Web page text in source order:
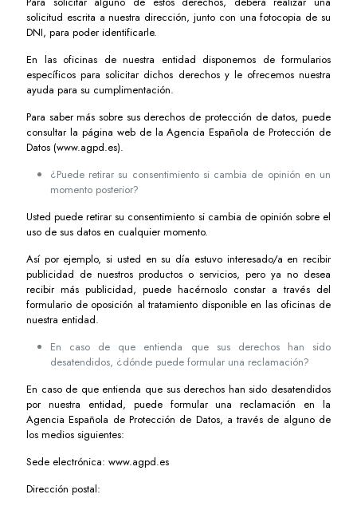
solicitud escrita a nuestra dirección, junto con una fotocopia de su
DNI, para poder identificarle.
En las oficinas de nuestra entidad disponemos de formularios
específicos para solicitar dichos derechos y le ofrecemos nuestra
ayuda para su cumplimentación.
Para saber más sobre sus derechos de protección de datos, puede
consultar la página web de la Agencia Española de Protección de
Datos (www.agpd.es).
¿Puede retirar su consentimiento si cambia de opinión en un
momento posterior?
Usted puede retirar su consentimiento si cambia de opinión sobre el
uso de sus datos en cualquier momento.
Así por ejemplo, si usted en su día estuvo interesado/a en recibir
publicidad de nuestros productos o servicios, pero ya no desea
recibir más publicidad, puede hacérnoslo constar a través del
formulario de oposición al tratamiento disponible en las oficinas de
nuestra entidad.
En caso de que entienda que sus derechos han sido
desatendidos, ¿dónde puede formular una reclamación?
En caso de que entienda que sus derechos han sido desatendidos
por nuestra entidad, puede formular una reclamación en la
Agencia Española de Protección de Datos, a través de alguno de
los medios siguientes:
Sede electrónica: www.agpd.es
Dirección postal: